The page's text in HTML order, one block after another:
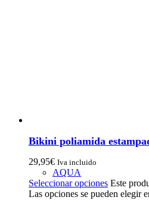
Bikini poliamida
29,95€ Iva incluido
AQUA
Seleccionar opciones Este
Las opciones se pueden elegir